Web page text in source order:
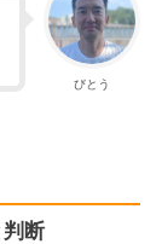
びとう
断